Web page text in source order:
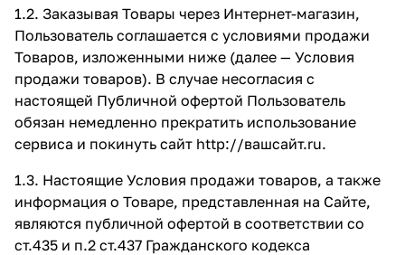
1.2. Заказывая Товары через Интернет-магазин,
Пользователь соглашается с условиями продажи
Товаров, изложенными ниже (далее — Условия
продажи товаров). В случае несогласия с
настоящей Публичной офертой Пользователь
обязан немедленно прекратить использование
сервиса и покинуть сайт http://вашсайт.ru.
1.3. Настоящие Условия продажи товаров, а также
информация о Товаре, представленная на Сайте,
являются публичной офертой в соответствии со
ст.435 и п.2 ст.437 Гражданского кодекса